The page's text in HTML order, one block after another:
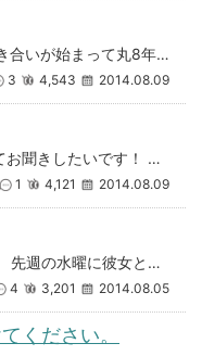
ホンの独り言です。。。 W不倫の付き合いが始まって丸8年になります。 それぞれ家庭には迷惑はかけず、結婚も望んで居ない
3 4,543 2014.08.09
妻の不倫相手への慰謝料請求についてお聞きしたいです！ 私と妻の間に三才の子供がいます。 この一年の間に、不倫と思われる
1 4,121 2014.08.09
先日も投稿させていただいた者です。 先週の水曜に彼女と会ってきました。 特に普通でした。 いつも通り、朝から会い、デー
4 3,201 2014.08.05
ください。